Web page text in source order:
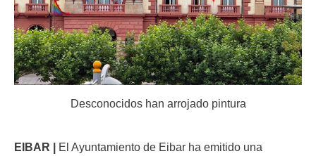
Desconocidos han arrojado pintura
EIBAR | El Ayuntamiento de Eibar ha emitido una